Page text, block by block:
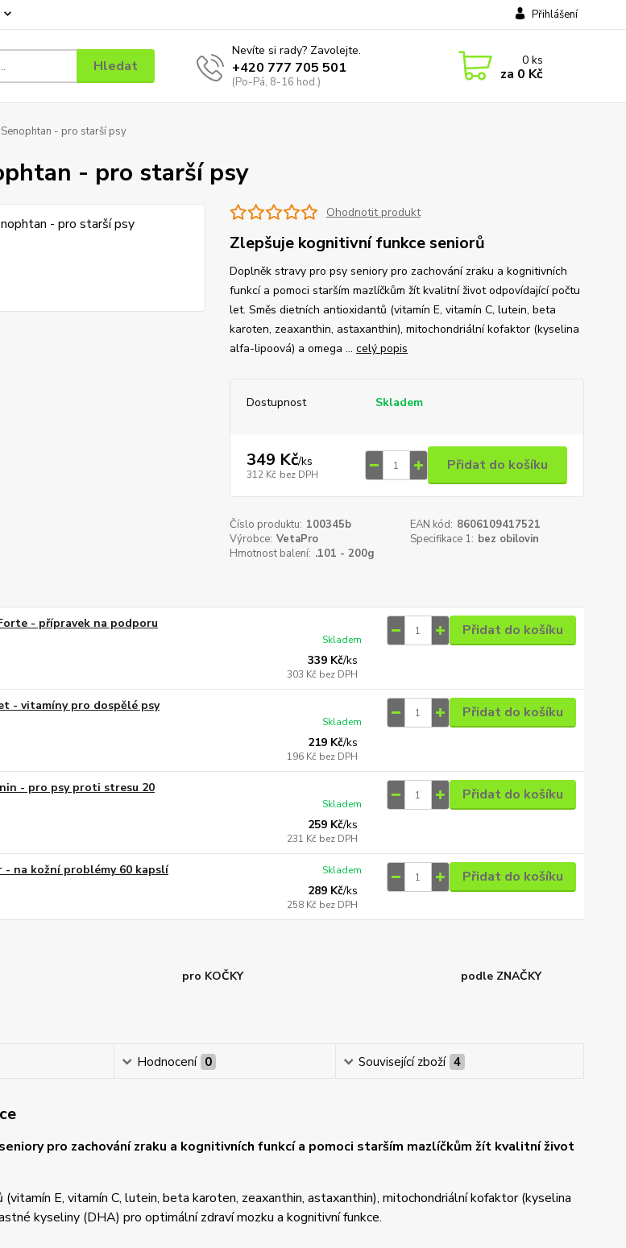
Přihlášení
Hledat
Nevíte si rady? Zavolejte.
+420 777 705 501
(Po-Pá, 8-16 hod.)
0ks
za 0 Kč
- pro starší psy
- pro starší psy
Ohodnotit produkt
Zlepšuje kognitivní funkce seniorů
Doplněk stravy pro psy seniory pro zachování zraku a kognitivních
funkcí a pomoci starším mazlíčkům žít kvalitní život odpovídající počtu
let. Směs dietních antioxidantů (vitamín E, vitamín C, lutein, beta
karoten, zeaxanthin, astaxanthin), mitochondriální kofaktor (kyselina
alfa-lipoová) a omega ... celý popis
Dostupnost Skladem
349 Kč/ks
312 Kč bez DPH
Přidat do košíku
Číslo produktu: 100345b EAN kód: 8606109417521
Výrobce: VetaPro Specifikace 1: bez obilovin
Hmotnost balení: .101 - 200g
- přípravek na podporu
339 Kč/ks
303 Kč bez DPH
Skladem
Přidat do košíku
- vitamíny pro dospělé psy
219 Kč/ks
196 Kč bez DPH
Skladem
Přidat do košíku
- pro psy proti stresu 20
259 Kč/ks
231 Kč bez DPH
Skladem
Přidat do košíku
- na kožní problémy 60 kapslí
289 Kč/ks
258 Kč bez DPH
Skladem Přidat do košíku
pro KOČKY podle ZNAČKY
Hodnocení 0 Související zboží 4
pro zachování zraku a kognitivních funkcí a pomoci starším mazlíčkům žít kvalitní život
E, vitamín C, lutein, beta karoten, zeaxanthin, astaxanthin), mitochondriální kofaktor (kyselina
kyseliny (DHA) pro optimální zdraví mozku a kognitivní funkce.